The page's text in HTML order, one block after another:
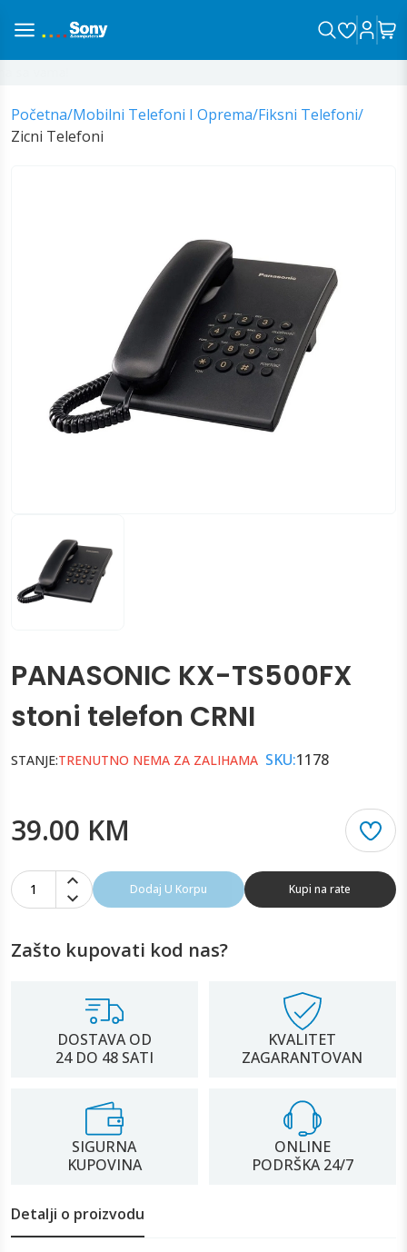
Početna/Mobilni Telefoni I Oprema/Fiksni Telefoni/
Zicni Telefoni
PANASONIC KX-TS500FX
stoni telefon CRNI
STANJE:TRENUTNO NEMA ZA ZALIHAMA SKU:1178
39.00 KM
1 Dodaj U Korpu Kupi na rate
Zašto kupovati kod nas?
DOSTAVA OD
24 DO 48 SATI
KVALITET
ZAGARANTOVAN
SIGURNA
KUPOVINA
ONLINE
PODRŠKA 24/7
Detalji o proizvodu